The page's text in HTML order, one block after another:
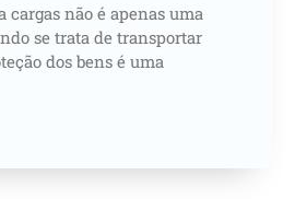
cargas não é apenas uma
se trata de transportar
dos bens é uma